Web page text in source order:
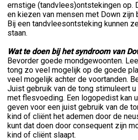
ernstige (tandvlees)ontstekingen op.
en kiezen van mensen met Down zijn
Bij een tandvleesontsteking kunnen
staan.
Wat te doen bij het syndroom van
Bevorder goede mondgewoonten.
tong zo veel mogelijk op de goede
veel mogelijk achter de voortanden.
Juist gebruik van de tong stimuleert
met flesvoeding. Een logopedist kan
geven voor een juist gebruik van de
kind of cliënt het ademen door de
kunt dat doen door consequent zijn
kind of cliënt slaapt.